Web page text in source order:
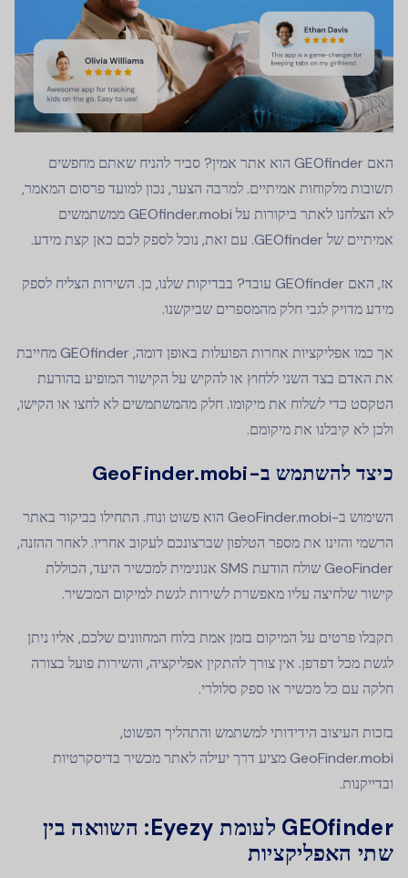
האם GEOfinder הוא אתר אמין? סביר להניח שאתם מחפשים
תשובות מלקוחות אמיתיים. למרבה הצער, נכון למועד פרסום המאמר,
לא הצלחנו לאתר ביקורות על GEOfinder.mobi ממשתמשים
אמיתיים של GEOfinder. עם זאת, נוכל לספק לכם כאן קצת מידע.
אז, האם GEOfinder עובד? בבדיקות שלנו, כן. השירות הצליח לספק
מידע מדויק לגבי חלק מהמספרים שביקשנו.
אך כמו אפליקציות אחרות הפועלות באופן דומה, GEOfinder מחייבת
את האדם בצד השני ללחוץ או להקיש על הקישור המופיע בהודעת
הטקסט כדי לשלוח את מיקומו. חלק מהמשתמשים לא לחצו או הקישו,
ולכן לא קיבלנו את מיקומם.
כיצד להשתמש ב-GeoFinder.mobi
השימוש ב-GeoFinder.mobi הוא פשוט ונוח. התחילו בביקור באתר
הרשמי והזינו את מספר הטלפון שברצונכם לעקוב אחריו. לאחר ההזנה,
GeoFinder שולח הודעת SMS אנונימית למכשיר היעד, הכוללת
קישור שלחיצה עליו מאפשרת לשירות לגשת למיקום המכשיר.
תקבלו פרטים על המיקום בזמן אמת בלוח המחוונים שלכם, אליו ניתן
לגשת מכל דפדפן. אין צורך להתקין אפליקציה, והשירות פועל בצורה
חלקה עם כל מכשיר או ספק סלולרי.
בזכות העיצוב הידידותי למשתמש והתהליך הפשוט,
GeoFinder.mobi מציע דרך יעילה לאתר מכשיר בדיסקרטיות
ובדייקנות.
GEOfinder לעומת Eyezy: השוואה בין
שתי האפליקציות